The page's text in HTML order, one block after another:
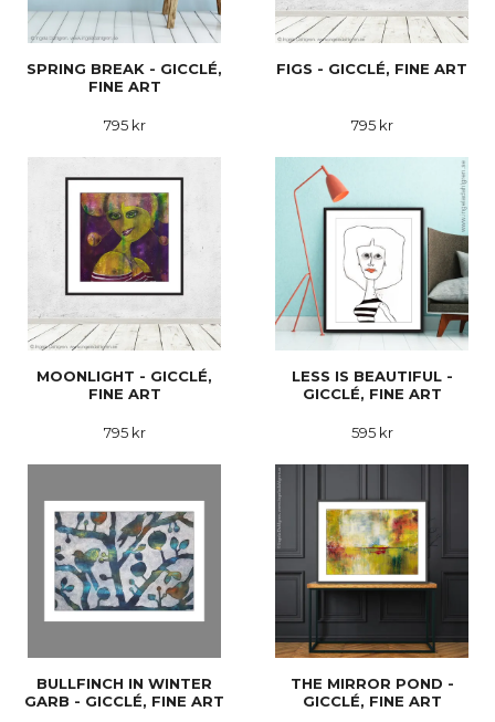
SPRING BREAK - GICCLÉ,
FINE ART
795 kr
FIGS - GICCLÉ, FINE ART
795 kr
MOONLIGHT - GICCLÉ,
FINE ART
795 kr
LESS IS BEAUTIFUL -
GICCLÉ, FINE ART
595 kr
BULLFINCH IN WINTER
GARB - GICCLÉ, FINE ART
THE MIRROR POND -
GICCLÉ, FINE ART